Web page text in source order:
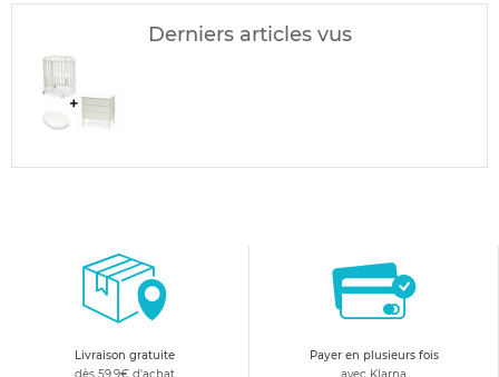
Derniers articles vus
Livraison gratuite
Payer en plusieurs fois